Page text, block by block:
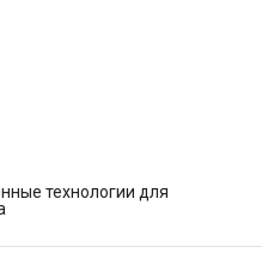
технологии для